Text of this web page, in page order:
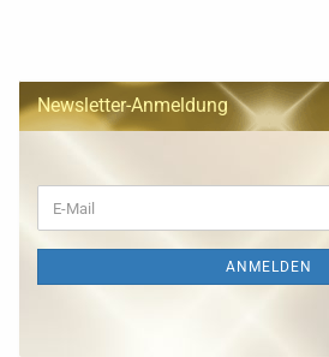
Newsletter-Anmeldung
ZUR
E-
Mail
ANMELDEN